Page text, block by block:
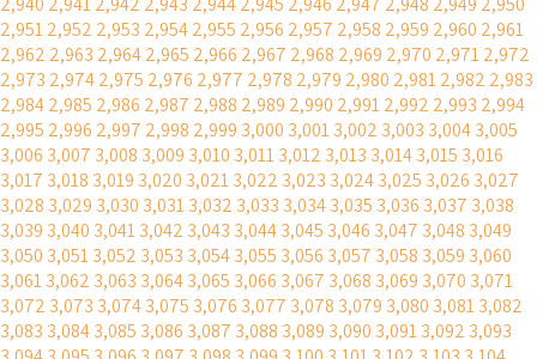
2,9512,952 2,953 2,9542,955 2,956 2,957 2,958 2,959 2,960 2,961
2,962 2,963 2,9642,965 2,966 2,967 2,968 2,969 2,970 2,9712,972
2,973 2,9742,975 2,976 2,977 2,978 2,979 2,980 2,9812,982 2,983
2,9842,985 2,986 2,987 2,988 2,989 2,990 2,9912,992 2,993 2,994
2,995 2,996 2,997 2,998 2,999 3,000 3,0013,002 3,003 3,0043,005
3,006 3,007 3,008 3,009 3,010 3,0113,012 3,013 3,0143,015 3,016
3,017 3,018 3,019 3,020 3,0213,022 3,023 3,0243,025 3,026 3,027
3,028 3,029 3,030 3,0313,032 3,033 3,0343,035 3,036 3,037 3,038
3,039 3,040 3,0413,042 3,043 3,0443,045 3,046 3,047 3,048 3,049
3,050 3,0513,052 3,053 3,0543,055 3,056 3,057 3,058 3,059 3,060
3,0613,062 3,063 3,0643,065 3,066 3,067 3,068 3,069 3,070 3,071
3,072 3,073 3,0743,075 3,076 3,077 3,078 3,079 3,080 3,0813,082
3,083 3,0843,085 3,086 3,087 3,088 3,089 3,090 3,0913,092 3,093